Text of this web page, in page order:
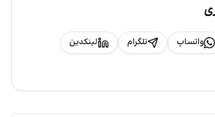
واتساپ تلگرام
لینکدین